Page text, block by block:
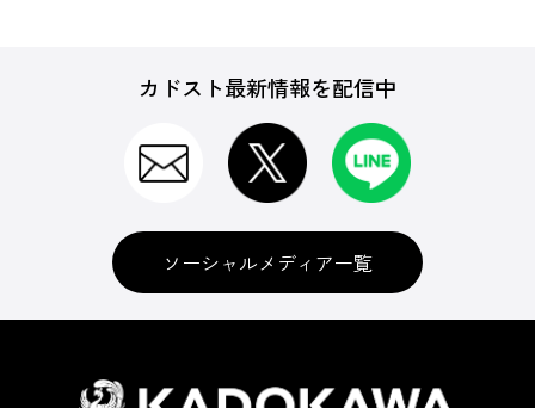
カドスト最新情報を配信中
ソーシャルメディア一覧